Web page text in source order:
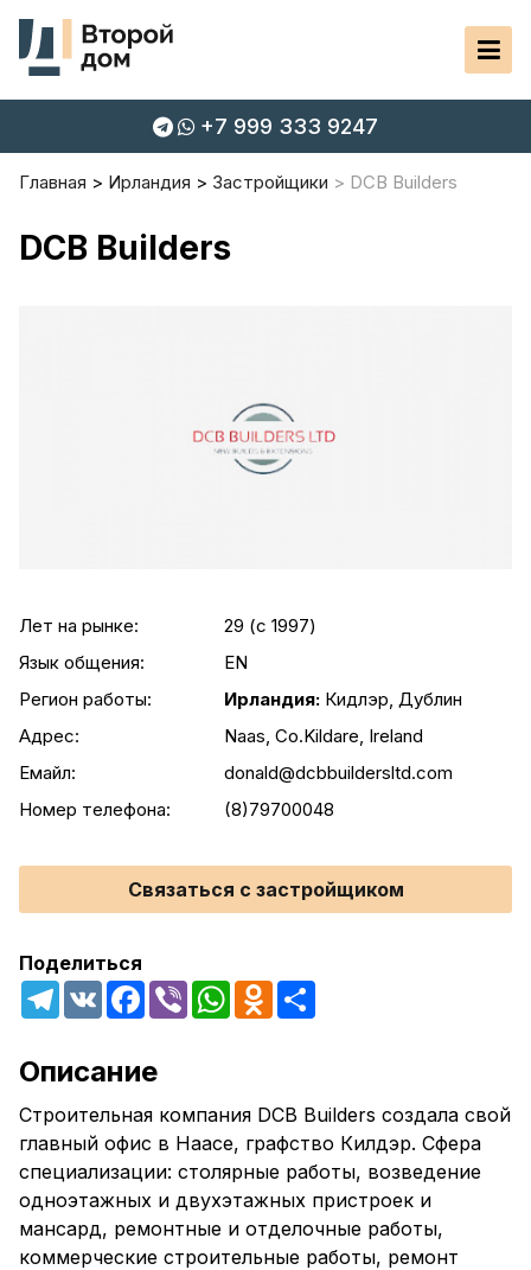
+7 999 333 9247
Главная Ирландия Застройщики DCB Builders
DCB Builders
Лет на рынке:
29 (c 1997)
Язык общения:
EN
Регион работы:
Ирландия: Кидлэр, Дублин
Адрес:
Naas, Co.Kildare, Ireland
Емайл:
donald@dcbbuildersltd.com
Номер телефона:
(8)79700048
Связаться с застройщиком
Поделиться
Telegram
VK Facebook
Viber WhatsAppOdnoklassniki
Описание
Строительная компания DCB Builders создала свой
главный офис в Наасе, графство Килдэр. Сфера
специализации: столярные работы, возведение
одноэтажных и двухэтажных пристроек и
мансард, ремонтные и отделочные работы,
коммерческие строительные работы, ремонт